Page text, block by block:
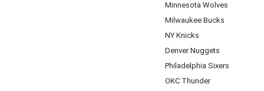
Minnesota Wolves
Milwaukee Bucks
NY Knicks
Denver Nuggets
Philadelphia Sixers
OKC Thunder